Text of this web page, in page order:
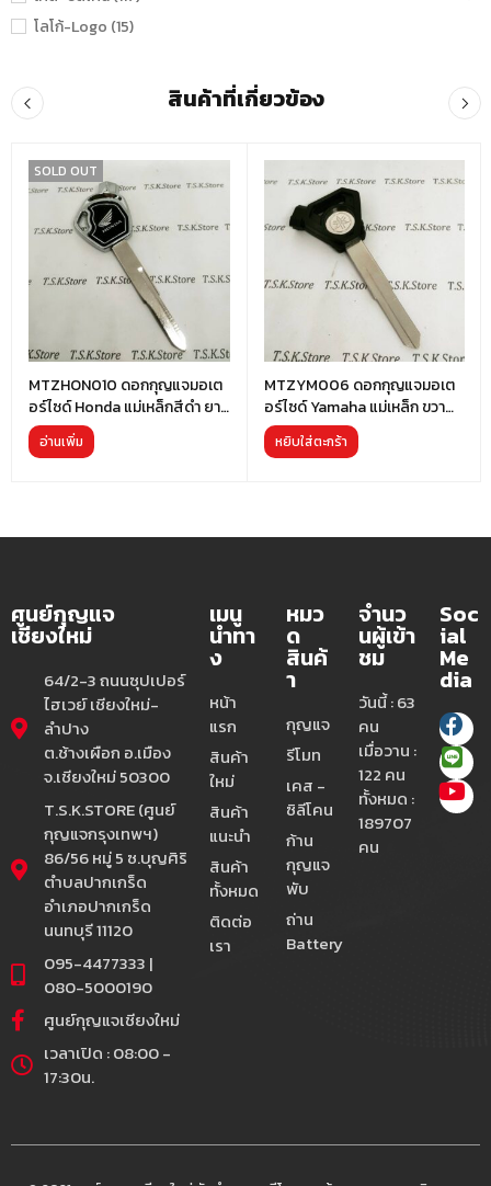
โลโก้-Logo (15)
สินค้าที่เกี่ยวข้อง
SOLD OUT
MTZHON010 ดอกกุญแจมอเต
อร์ไซด์ Honda แม่เหล็กสีดำ ยาว
พิเศษ
อ่านเพิ่ม
MTZYM006 ดอกกุญแจมอเต
อร์ไซด์ Yamaha แม่เหล็ก ขวา
ยาว
หยิบใส่ตะกร้า
ศูนย์กุญแจ
เชียงใหม่
64/2-3 ถนนซุปเปอร์
ไฮเวย์ เชียงใหม่-
ลำปาง
ต.ช้างเผือก อ.เมือง
จ.เชียงใหม่ 50300
T.S.K.STORE (ศูนย์
กุญแจกรุงเทพฯ)
86/56 หมู่ 5 ซ.บุญศิริ
ตำบลปากเกร็ด
อำเภอปากเกร็ด
นนทบุรี 11120
095-4477333 |
080-5000190
ศูนย์กุญแจเชียงใหม่
เวลาเปิด : 08:00 -
17:30น.
เมนู
นำทา
ง
หน้า
แรก
สินค้า
ใหม่
สินค้า
แนะนำ
สินค้า
ทั้งหมด
ติดต่อ
เรา
หมว
ด
สินค้
า
กุญแจ
รีโมท
เคส -
ซิลีโคน
ก้าน
กุญแจ
พับ
ถ่าน
Battery
จำนว
นผู้เข้า
ชม
วันนี้ : 63
คน
เมื่อวาน :
122 คน
ทั้งหมด :
189707
คน
Soc
ial
Me
dia